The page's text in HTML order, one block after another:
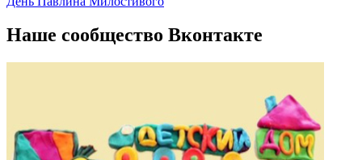
Наше сообщество Вконтакте